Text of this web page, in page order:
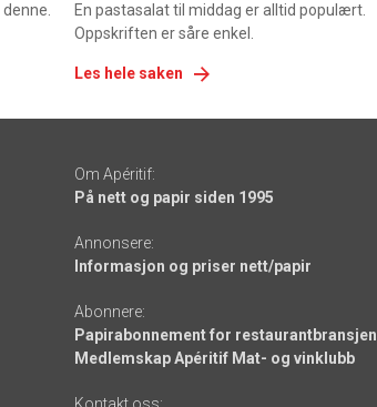
En pastasalat til middag er alltid populært.
Oppskriften er såre enkel.
Les hele saken
Om Apéritif:
På nett og papir siden 1995
Annonsere:
Informasjon og priser nett/papir
Abonnere:
Papirabonnement for restaurantbransjen
Medlemskap Apéritif Mat- og vinklubb